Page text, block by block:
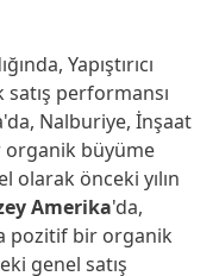
Yapıştırıcı
performansı
Nalburiye, İnşaat
organik büyüme
olarak önceki yılın
Amerika'da,
pozitif bir organik
genel satış